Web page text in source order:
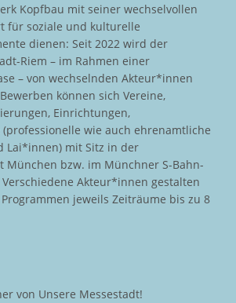
Kopfbau mit seiner wechselvollen
für soziale und kulturelle
dienen: Seit 2022 wird der
Riem – im Rahmen einer
– von wechselnden Akteur*innen
können sich Vereine,
Einrichtungen,
wie auch ehrenamtliche
Lai*innen) mit Sitz in der
München bzw. im Münchner S-Bahn-
Verschiedene Akteur*innen gestalten
jeweils Zeiträume bis zu 8
von Unsere Messestadt!